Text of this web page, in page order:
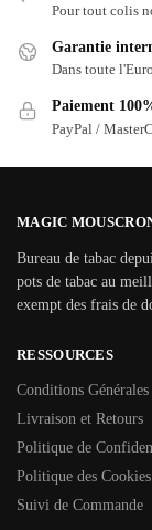
Pour tout colis
Garantie
Dans toute
Paiement
PayPal /
MAGIC
Bureau de tabac
pots de tabac au
exempt des frais de
RESSOURCES
Conditions Générales
Livraison et Retours
Politique de
Politique des Cookies
Suivi de Commande